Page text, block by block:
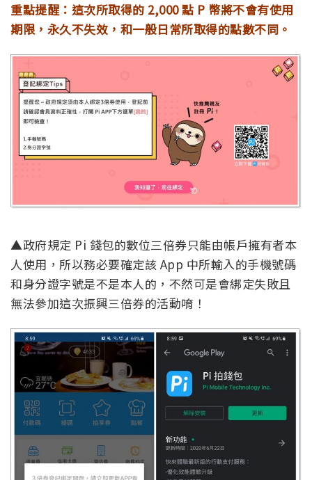
重點提醒：這次所取得的 2,000 點 P 幣將不會有使用
期限，永久不失效，和一般日常所取得的點數不同。
▲政府規定 Pi 錢包的數位三倍券只能由帳戶擁有者本
人使用，所以務必要確定該 App 中所輸入的手機號碼
和身分證字號是不是本人的，不然可是會綁定失敗且
無法參加這次振興三倍券的活動唷！